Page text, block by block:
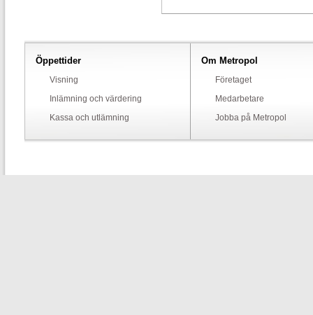
Öppettider
Visning
Inlämning och värdering
Kassa och utlämning
Om Metropol
Företaget
Medarbetare
Jobba på Metropol